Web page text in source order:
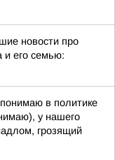
новости про
и его семью:
в политике
у нашего
грозящий